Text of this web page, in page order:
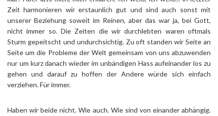
Zeit harmonieren wir erstaunlich gut und sind auch sonst mit
unserer Beziehung soweit im Reinen, aber das war ja, bei Gott,
nicht immer so. Die Zeiten die wir durchlebten waren oftmals
Sturm gepeitscht und undurchsichtig. Zu oft standen wir Seite an
Seite um die Probleme der Welt gemeinsam von uns abzuwenden
nur um kurz danach wieder im unbändigen Hass aufeinander los zu
gehen und darauf zu hoffen der Andere würde sich einfach
verziehen. Für immer.
Haben wir beide nicht. Wie auch. Wie sind von einander abhängig.